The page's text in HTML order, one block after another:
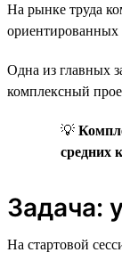
На рынке труда
ориентированных
Одна из главных
комплексный
💡
средних
Задача:
На стартовой